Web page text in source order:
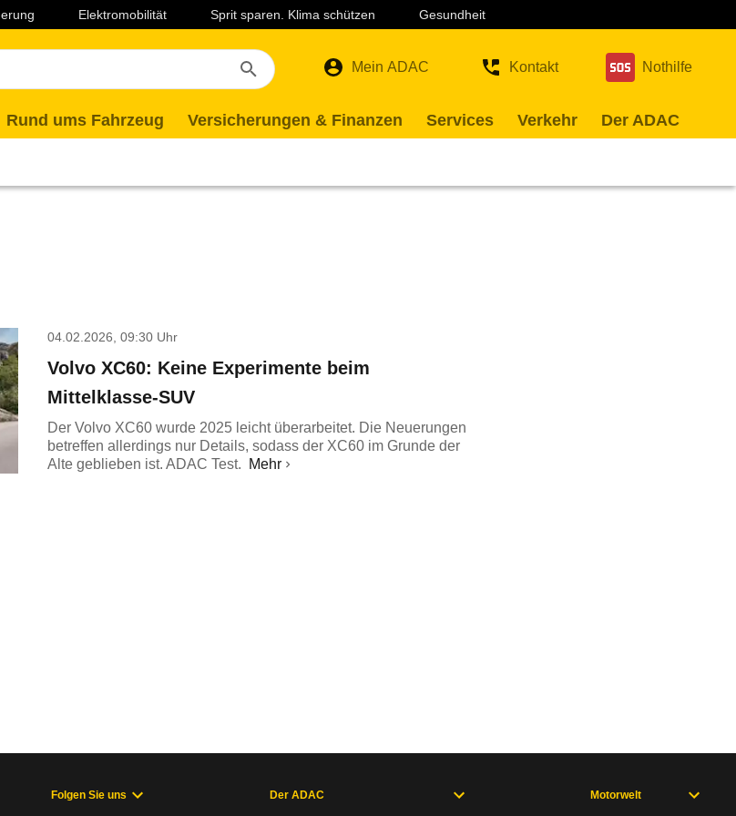
Elektromobilität Sprit sparen. Klima schützen Gesundheit
Mein ADAC Kontakt Nothilfe
Rund ums Fahrzeug Versicherungen & Finanzen Services Verkehr Der ADAC
04.02.2026, 09:30 Uhr
Volvo XC60: Keine Experimente beim
Mittelklasse-SUV
Der Volvo XC60 wurde 2025 leicht überarbeitet. Die Neuerungen
betreffen allerdings nur Details, sodass der XC60 im Grunde der
Alte geblieben ist. ADAC Test.
Mehr
Folgen Sie uns Der ADAC Motorwelt